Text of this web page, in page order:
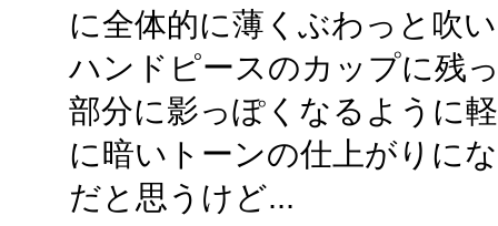
に全体的に薄くぶわっと吹
ハンドピースのカップに残
部分に影っぽくなるように
に暗いトーンの仕上がりに
だと思うけど...